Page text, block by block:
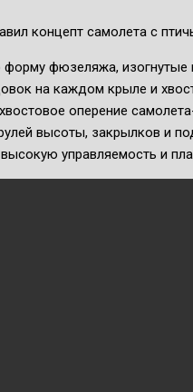
фюзеляжа,
на каждом крыле и
оперение
высоты, закрылков и
управляемость и